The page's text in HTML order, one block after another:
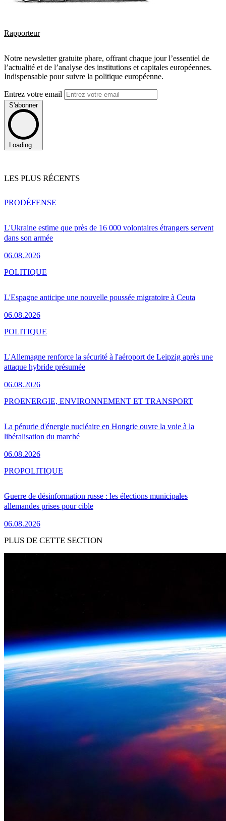
Rapporteur
Notre newsletter gratuite phare, offrant chaque jour l’essentiel de
l’actualité et de l’analyse des institutions et capitales européennes.
Indispensable pour suivre la politique européenne.
Entrez votre email
S'abonner
Loading...
LES PLUS RÉCENTS
L'Ukraine estime que près de 16 000 volontaires étrangers servent
dans son armée
06.08.2026
PRODÉFENSE
L'Espagne anticipe une nouvelle poussée migratoire à Ceuta
06.08.2026
POLITIQUE
L'Allemagne renforce la sécurité à l'aéroport de Leipzig après une
attaque hybride présumée
06.08.2026
POLITIQUE
La pénurie d'énergie nucléaire en Hongrie ouvre la voie à la
libéralisation du marché
06.08.2026
PROENERGIE, ENVIRONNEMENT ET TRANSPORT
Guerre de désinformation russe : les élections municipales
allemandes prises pour cible
06.08.2026
PROPOLITIQUE
PLUS DE CETTE SECTION